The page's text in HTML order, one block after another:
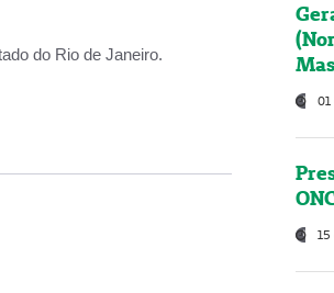
do Rio de Janeiro.
01
15